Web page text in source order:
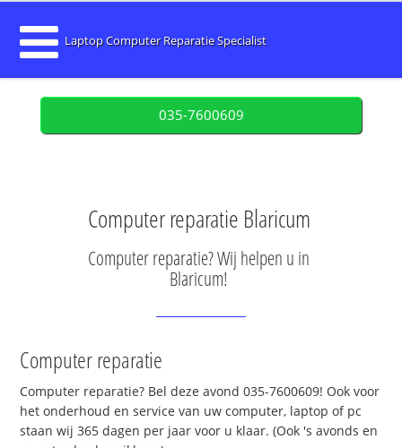
Laptop Computer Reparatie Specialist
035-7600609
Computer reparatie Blaricum
Computer reparatie? Wij helpen u in
Blaricum!
Computer reparatie
Computer reparatie? Bel deze avond 035-7600609! Ook voor
het onderhoud en service van uw computer, laptop of pc
staan wij 365 dagen per jaar voor u klaar. (Ook 's avonds en